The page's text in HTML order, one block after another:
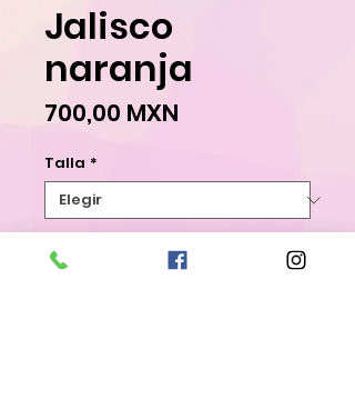
Jalisco
naranja
700,00 MXN
Talla *
Agregar al carrito